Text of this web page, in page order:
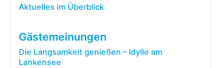
Aktuelles im Überblick
Gästemeinungen
Die Langsamkeit genießen – Idylle am
Lankensee